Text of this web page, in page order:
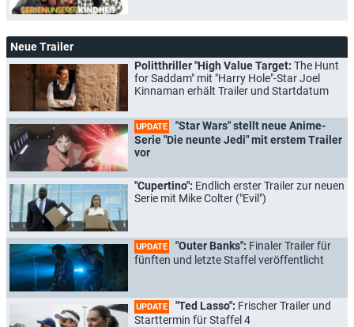
Neue Trailer
Politthriller "High Value Target: The Hunt
for Saddam" mit "Harry Hole"-Star Joel
Kinnaman erhält Trailer und Startdatum
UPDATE
"Star Wars" stellt neue Anime-
Serie "Die neunte Jedi" mit erstem Trailer
vor
"Cupertino": Endlich erster Trailer zur neuen
Serie mit Mike Colter ("Evil")
UPDATE "Outer Banks": Finaler Trailer für
fünften und letzte Staffel veröffentlicht
UPDATE "Ted Lasso": Frischer Trailer und
Starttermin für Staffel 4